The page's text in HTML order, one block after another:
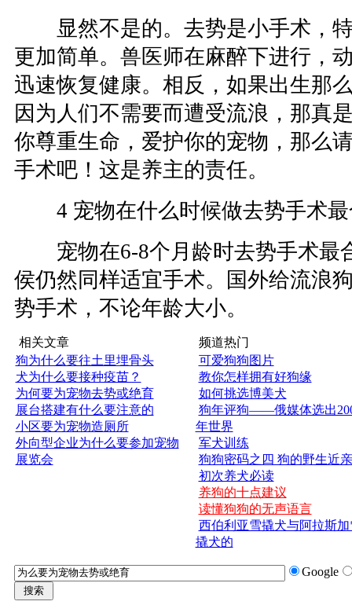
显然不是的。去势是小手术，特
更加简单。兽医师在麻醉下进行，
迅速恢复健康。相反，如果出生那
因为人们不需要而遭受流浪，那真
你尊重生命，爱护你的宠物，那么
手术吧！这是养主的责任。
4 宠物在什么时候做去势手术最
宠物在6-8个月龄时去势手术最
侯仍然同样适宜手术。国外给流浪
势手术，不论年龄大小。
相关文章
狗为什么要往土里埋骨头
犬为什么要接种疫苗？
为何要为宠物去势或绝育
展台搭建有什么要注意的
小区要为宠物造厕所
外向型企业为什么要参加宠物
展览会
频道热门
可爱狗狗图片
教你怎样拥有好狗缘
如何挑选博美犬
狗年评狗——俄媒体选出
年世界
军犬训练
狗狗密码之四 狗的野生近亲
初次养犬必读
养狗的十点建议
读懂狗狗的无声语言
西伯利亚雪撬犬与阿拉斯加
撬犬的
Google